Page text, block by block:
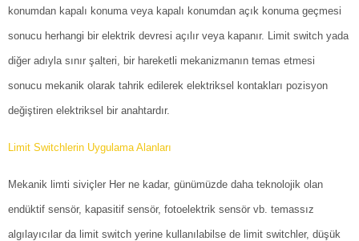
konumdan kapalı konuma veya kapalı konumdan açık konuma geçmesi
sonucu herhangi bir elektrik devresi açılır veya kapanır. Limit switch yada
diğer adıyla sınır şalteri, bir hareketli mekanizmanın temas etmesi
sonucu mekanik olarak tahrik edilerek elektriksel kontakları pozisyon
değiştiren elektriksel bir anahtardır.
Limit Switchlerin Uygulama Alanları
Mekanik limti siviçler Her ne kadar, günümüzde daha teknolojik olan
endüktif sensör, kapasitif sensör, fotoelektrik sensör vb. temassız
algılayıcılar da limit switch yerine kullanılabilse de limit switchler, düşük